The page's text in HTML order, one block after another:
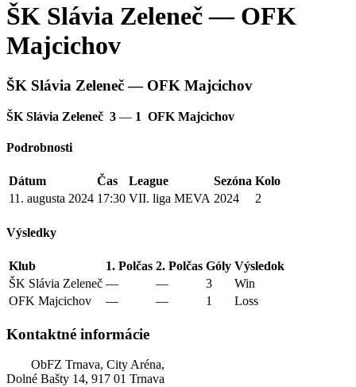
ŠK Slávia Zeleneč — OFK
Majcichov
ŠK Slávia Zeleneč — OFK Majcichov
ŠK Slávia Zeleneč 3 — 1 OFK Majcichov
Podrobnosti
Dátum Čas League Sezóna Kolo
11. augusta 2024 17:30 VII. liga MEVA 2024 2
Výsledky
Klub 1. Polčas 2. Polčas Góly Výsledok
ŠK Slávia Zeleneč — — 3
Win
OFK Majcichov
— — 1 Loss
Kontaktné informácie
ObFZ Trnava, City Aréna,
Dolné Bašty 14, 917 01 Trnava